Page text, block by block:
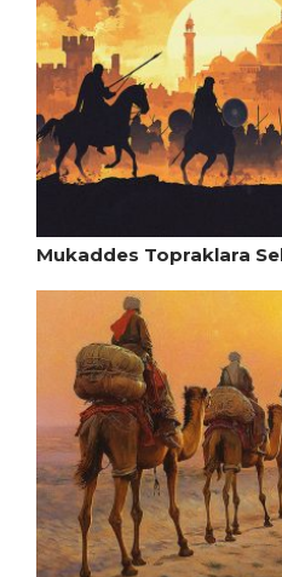
Mukaddes Topraklara